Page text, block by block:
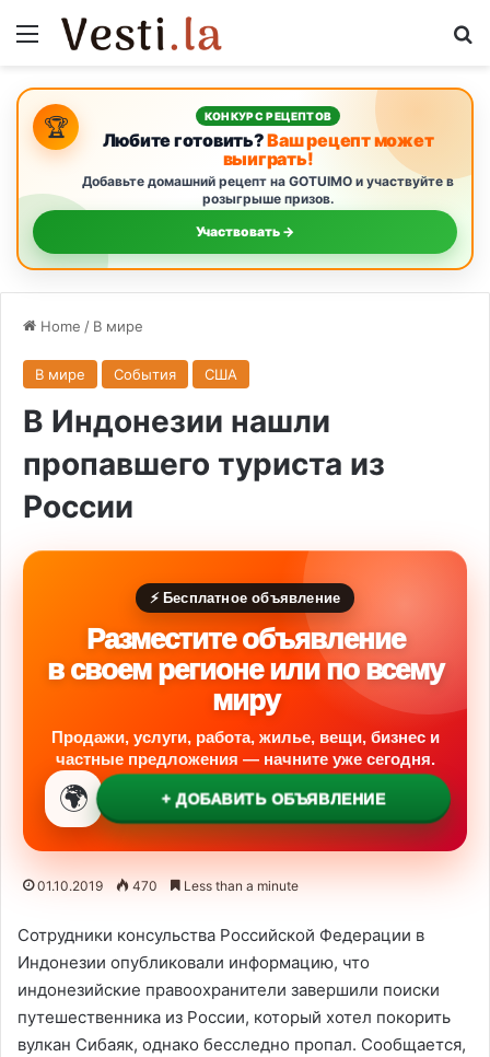
Menu
🏆 КОНКУРС РЕЦЕПТОВ
Любите готовить?Ваш рецепт может
выиграть!
Добавьте домашний рецепт на GOTUIMO и участвуйте в
розыгрыше призов.
Участвовать →
Home / В мире
В мире События США
В Индонезии нашли
пропавшего туриста из
России
⚡ Бесплатное объявление
Разместите объявление
в своем регионе или по всему
миру
Продажи, услуги, работа, жилье, вещи, бизнес и
частные предложения — начните уже сегодня.
🌍 + ДОБАВИТЬ ОБЪЯВЛЕНИЕ
01.10.2019 470 Less than a minute
Сотрудники консульства Российской Федерации в
Индонезии опубликовали информацию, что
индонезийские правоохранители завершили поиски
путешественника из России, который хотел покорить
вулкан Сибаяк, однако бесследно пропал. Сообщается,